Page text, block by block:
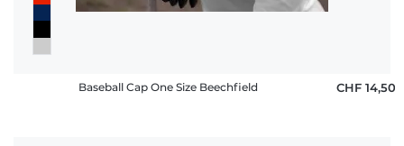
Baseball Cap One Size Beechfield CHF 14,50